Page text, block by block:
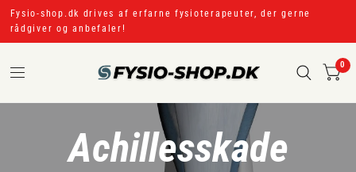
Fysio-shop.dk drives af erfarne fysioterapeuter, der gerne
rådgiver og anbefaler!
0
Achillesskade